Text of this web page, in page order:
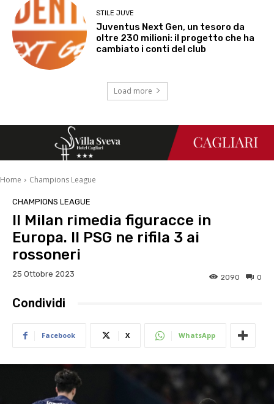
STILE JUVE
Juventus Next Gen, un tesoro da
oltre 230 milioni: il progetto che ha
cambiato i conti del club
Load more